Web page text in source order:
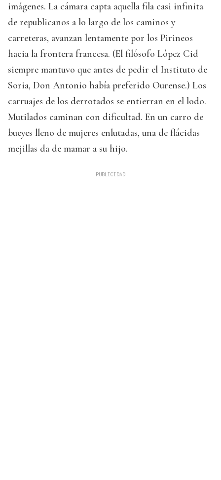
imágenes. La cámara capta aquella fila casi infinita
de republicanos a lo largo de los caminos y
carreteras, avanzan lentamente por los Pirineos
hacia la frontera francesa. (El filósofo López Cid
siempre mantuvo que antes de pedir el Instituto de
Soria, Don Antonio había preferido Ourense.) Los
carruajes de los derrotados se entierran en el lodo.
Mutilados caminan con dificultad. En un carro de
bueyes lleno de mujeres enlutadas, una de flácidas
mejillas da de mamar a su hijo.